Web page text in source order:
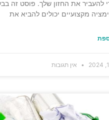
להעביר את החזון שלך. פוסט זה
מקצועיים יכולים להביא את
אין תגובות